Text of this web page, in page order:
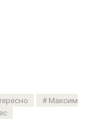
Максим